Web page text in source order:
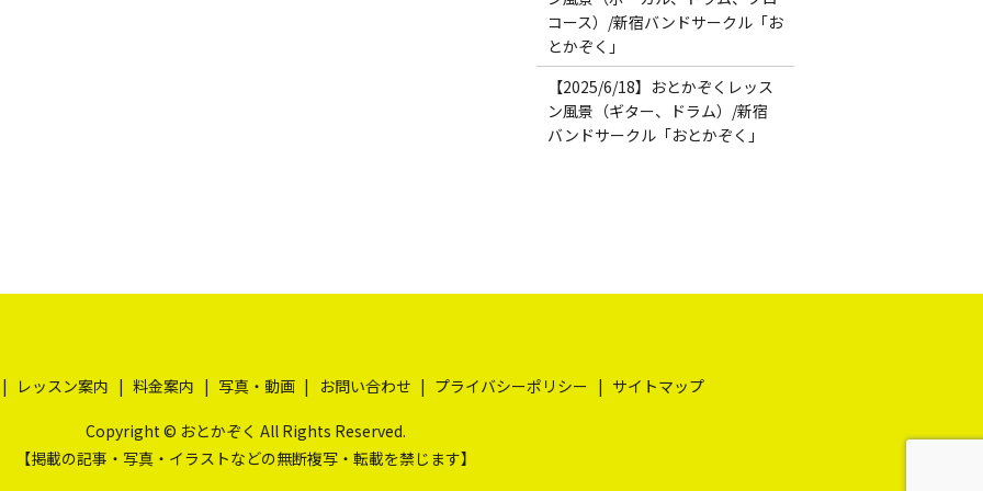
コース）/新宿バンドサークル「お
とかぞく」
【2025/6/18】おとかぞくレッス
ン風景（ギター、ドラム）/新宿
バンドサークル「おとかぞく」
レッスン案内 料金案内 写真・動画 お問い合わせ プライバシーポリシー サイトマップ
Copyright © おとかぞく All Rights Reserved.
【掲載の記事・写真・イラストなどの無断複写・転載を禁じます】